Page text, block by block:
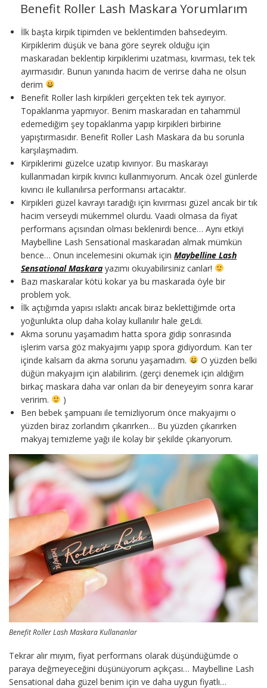
Benefit Roller Lash Maskara Yorumlarım
İlk başta kirpik tipimden ve beklentimden bahsedeyim.
Kirpiklerim düşük ve bana göre seyrek olduğu için
maskaradan beklentip kirpiklerimi uzatması, kıvırması, tek tek
ayırmasıdır. Bunun yanında hacim de verirse daha ne olsun
derim
Benefit Roller lash kirpikleri gerçekten tek tek ayırıyor.
Topaklanma yapmıyor. Benim maskaradan en tahammül
edemediğim şey topaklanma yapıp kirpikleri birbirine
yapıştırmasıdır. Benefit Roller Lash Maskara da bu sorunla
karşılaşmadım.
Kirpiklerimi güzelce uzatıp kıvırıyor. Bu maskarayı
kullanmadan kirpik kıvırıcı kullanmıyorum. Ancak özel günlerde
kıvırıcı ile kullanılırsa performansı artacaktır.
Kirpikleri güzel kavrayı taradığı için kıvırması güzel ancak bir tık
hacim verseydi mükemmel olurdu. Vaadi olmasa da fiyat
performans açısından olması beklenirdi bence… Aynı etkiyi
Maybelline Lash Sensational maskaradan almak mümkün
bence… Onun incelemesini okumak için Maybelline Lash
Sensational Maskara yazımı okuyabilirsiniz canlar!
Bazı maskaralar kötü kokar ya bu maskarada öyle bir
problem yok.
İlk açtığımda yapısı ıslaktı ancak biraz beklettiğimde orta
yoğunlukta olup daha kolay kullanılır hale geLdi.
Akma sorunu yaşamadım hatta spora gidip sonrasında
işlerim varsa göz makyajımı yapıp spora gidiyordum. Kan ter
içinde kalsam da akma sorunu yaşamadım.
O yüzden belki
düğün makyajım için alabilirim. (gerçi denemek için aldığım
birkaç maskara daha var onları da bir deneyeyim sonra karar
veririm.
)
Ben bebek şampuanı ile temizliyorum önce makyajımı o
yüzden biraz zorlandım çıkarırken… Bu yüzden çıkarırken
makyaj temizleme yağı ile kolay bir şekilde çıkarıyorum.
Benefit Roller Lash Maskara Kullananlar
Tekrar alır mıyım, fiyat performans olarak düşündüğümde o
paraya değmeyeceğini düşünüyorum açıkçası… Maybelline Lash
Sensational daha güzel benim için ve daha uygun fiyatlı…